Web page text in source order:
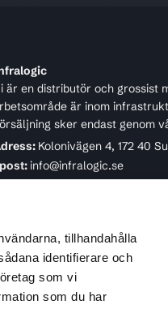
tillhandahålla
identifierare och
som vi
som du har
är en distributör och grossist
är inom
sker endast genom
Kolonivägen 4, 172 40
info@infralogic.se